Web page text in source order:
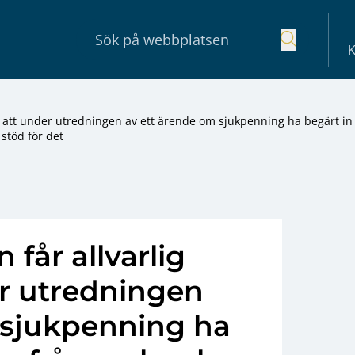
under utredningen av ett ärende om sjukpenning ha begärt in
för det
får allvarlig
utredningen
ha